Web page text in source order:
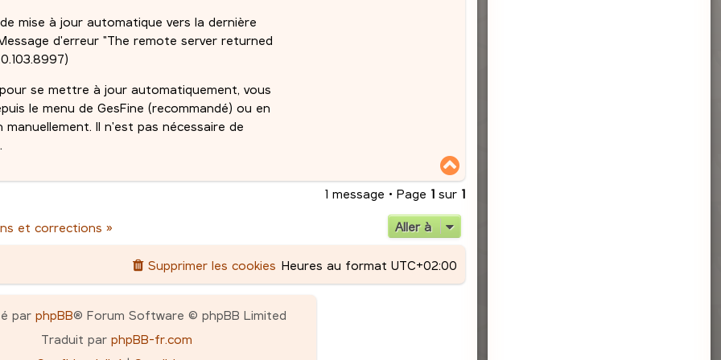
mise à jour automatique vers la dernière
d'erreur "The remote server returned
se mettre à jour automatiquement, vous
le menu de GesFine (recommandé) ou en
Il n'est pas nécessaire de
t
1 message • Page 1sur 1
et corrections » Aller à
Heures au format UTC+02:00
Supprimer les cookies
par phpBB® Forum Software © phpBB Limited
Traduit par phpBB-fr.com